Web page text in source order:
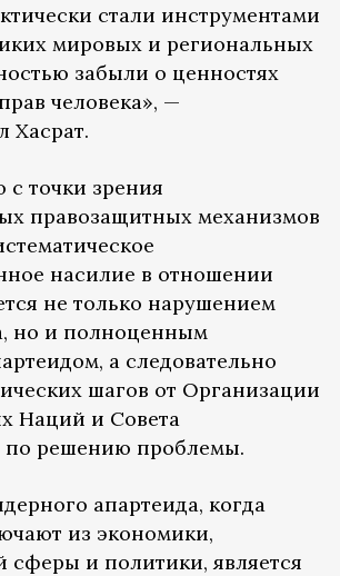
стали инструментами
мировых и региональных
забыли о ценностях
человека», —
Хасрат.
с точки зрения
правозащитных механизмов
насилие в отношении
не только нарушением
но и полноценным
а следовательно
шагов от Организации
Наций и Совета
по решению проблемы.
апартеида, когда
из экономики,
сферы и политики, является